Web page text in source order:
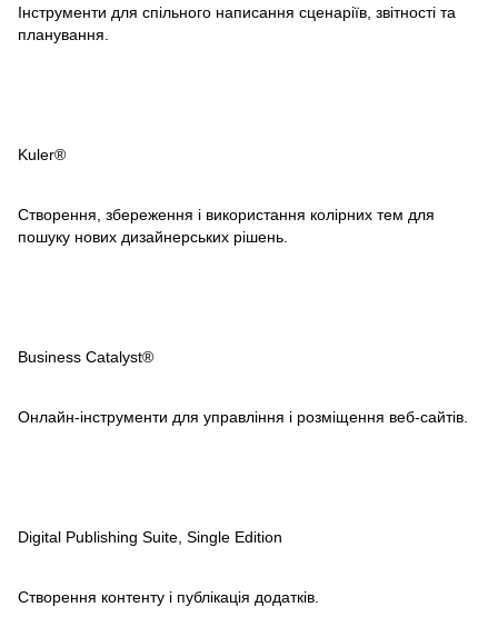
Інструменти для спільного написання сценаріїв, звітності та
планування.
Kuler®
Створення, збереження і використання колірних тем для
пошуку нових дизайнерських рішень.
Business Catalyst®
Онлайн-інструменти для управління і розміщення веб-сайтів.
Digital Publishing Suite, Single Edition
Створення контенту і публікація додатків.